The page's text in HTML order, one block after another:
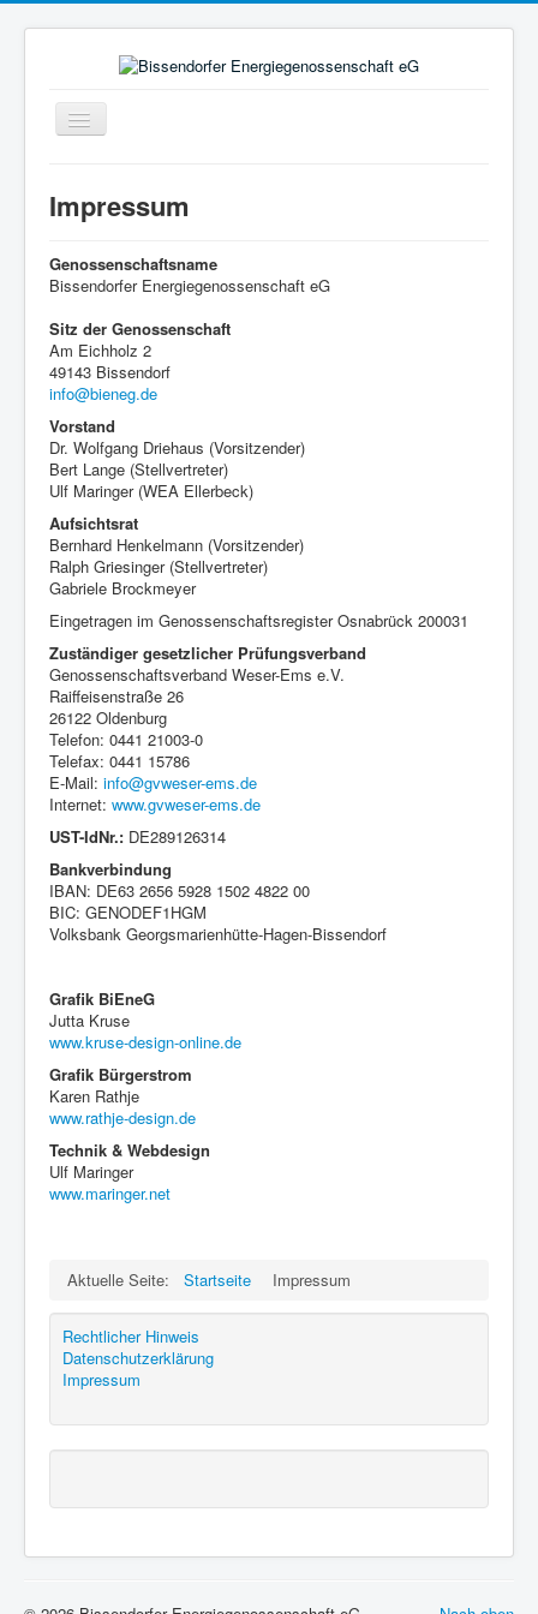
Navigation
an/aus
Bürgerstrom
Bürgergas
Genossenschaft
Projekte
Mitglieder
Impressum
Genossenschaftsname
Bissendorfer Energiegenossenschaft eG
Sitz der Genossenschaft
Am Eichholz 2
49143 Bissendorf
info@bieneg.de
Vorstand
Dr. Wolfgang Driehaus (Vorsitzender)
Bert Lange (Stellvertreter)
Ulf Maringer (WEA Ellerbeck)
Aufsichtsrat
Bernhard Henkelmann (Vorsitzender)
Ralph Griesinger (Stellvertreter)
Gabriele Brockmeyer
Eingetragen im Genossenschaftsregister Osnabrück 200031
Zuständiger gesetzlicher Prüfungsverband
Genossenschaftsverband Weser-Ems e.V.
Raiffeisenstraße 26
26122 Oldenburg
Telefon: 0441 21003-0
Telefax: 0441 15786
E-Mail: info@gvweser-ems.de
Internet: www.gvweser-ems.de
UST-IdNr.: DE289126314
Bankverbindung
IBAN: DE63 2656 5928 1502 4822 00
BIC: GENODEF1HGM
Volksbank Georgsmarienhütte-Hagen-Bissendorf
Grafik BiEneG
Jutta Kruse
www.kruse-design-online.de
Grafik Bürgerstrom
Karen Rathje
www.rathje-design.de
Technik & Webdesign
Ulf Maringer
www.maringer.net
Aktuelle Seite: Startseite Impressum
Rechtlicher Hinweis
Datenschutzerklärung
Impressum